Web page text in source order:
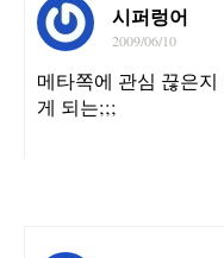
시퍼렁어
2009/06/10
메타쪽에 관심 끊은
게 되는;;;